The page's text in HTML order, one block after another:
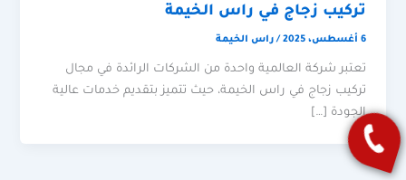
تركيب زجاج في راس الخيمة
6 أغسطس، 2025 /راس الخيمة
تعتبر شركة العالمية واحدة من الشركات الرائدة في مجال
تركيب زجاج في راس الخيمة، حيث تتميز بتقديم خدمات عالية
الجودة […]